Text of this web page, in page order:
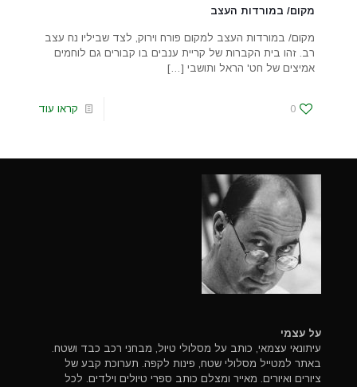
מקום/ במורדות העצב
מקום/ במורדות העצב למקום פורח וירוק, לצד שביליו נח עצב
רב. זהו בית הקברות של קריית ענבים בו קבורים גם לוחמים
אמיצים של חט' הראל ותושבי […]
0 קראו עוד
על עצמי
עיתונאי עצמאי, כותב על מסלולי טיול, מבחני רכב כבד ושטח.
באתר למטייל מסלולי שטח, פינות לקפה. תערוכת קבע של
ציורים ואיורים. מאייר ומצלם כותב ספרי טיולים וילדים. לכל